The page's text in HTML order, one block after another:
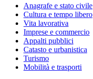
Anagrafe e stato civile
Cultura e tempo libero
Vita lavorativa
Imprese e commercio
Appalti pubblici
Catasto e urbanistica
Turismo
Mobilità e trasporti